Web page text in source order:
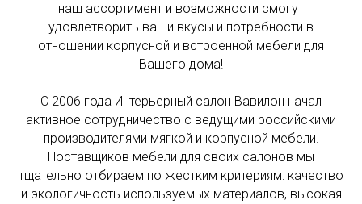
наш ассортимент и возможности смогут
удовлетворить ваши вкусы и потребности в
отношении корпусной и встроенной мебели для
Вашего дома!
С 2006 года Интерьерный салон Вавилон начал
активное сотрудничество с ведущими российскими
производителями мягкой и корпусной мебели.
Поставщиков мебели для своих салонов мы
тщательно отбираем по жестким критериям: качество
и экологичность используемых материалов, высокая